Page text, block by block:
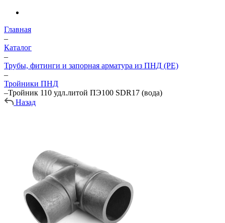
Главная
–
Каталог
–
Трубы, фитинги и запорная арматура из ПНД (PE)
–
Тройники ПНД
–Тройник 110 удл.литой ПЭ100 SDR17 (вода)
Назад